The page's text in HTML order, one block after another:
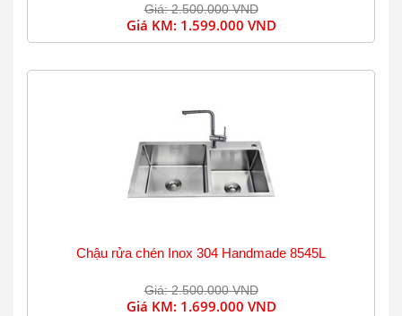
Giá: 2.500.000 VND
Giá KM: 1.599.000 VND
Chậu rửa chén Inox 304 Handmade 8545L
Giá: 2.500.000 VND
Giá KM: 1.699.000 VND